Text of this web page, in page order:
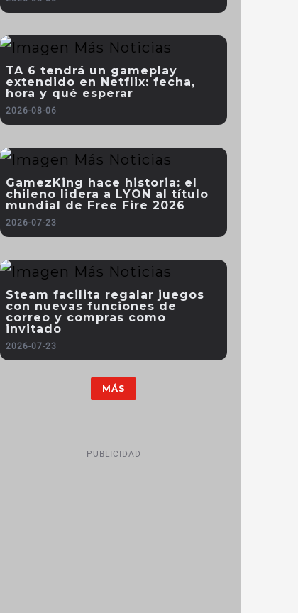
TA 6 tendrá un gameplay
extendido en Netflix: fecha,
hora y qué esperar
2026-08-06
GamezKing hace historia: el
chileno lidera a LYON al título
mundial de Free Fire 2026
2026-07-23
Steam facilita regalar juegos
con nuevas funciones de
correo y compras como
invitado
2026-07-23
MÁS
PUBLICIDAD